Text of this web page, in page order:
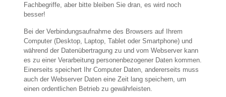
Fachbegriffe, aber bitte bleiben Sie dran, es wird noch
besser!
Bei der Verbindungsaufnahme des Browsers auf Ihrem
Computer (Desktop, Laptop, Tablet oder Smartphone) und
während der Datenübertragung zu und vom Webserver kann
es zu einer Verarbeitung personenbezogener Daten kommen.
Einerseits speichert Ihr Computer Daten, andererseits muss
auch der Webserver Daten eine Zeit lang speichern, um
einen ordentlichen Betrieb zu gewährleisten.